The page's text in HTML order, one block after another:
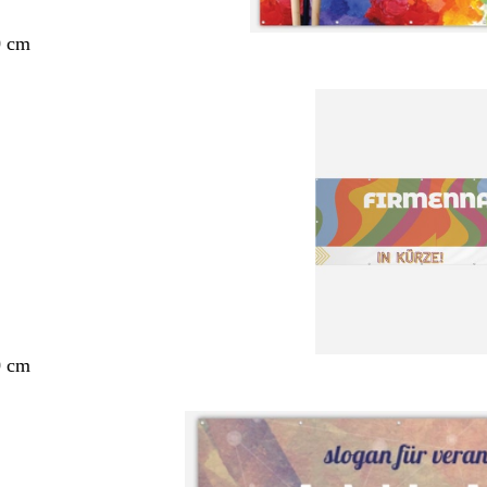
cm
cm